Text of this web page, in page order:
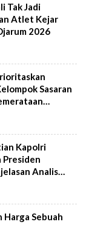
Tak Jadi
Atlet Kejar
2026
Sasaran
Kapolri
Presiden
Analis
Harga Sebuah